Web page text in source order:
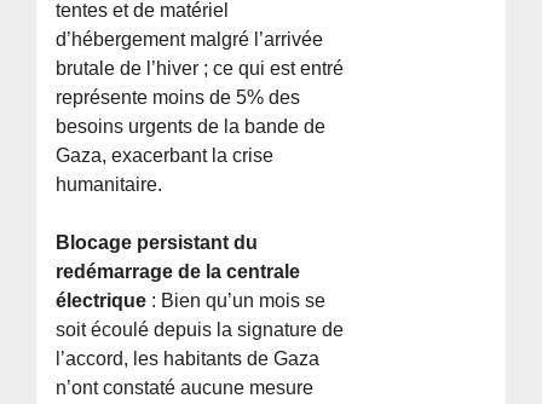
tentes et de matériel
d’hébergement malgré l’arrivée
brutale de l’hiver ; ce qui est entré
représente moins de 5% des
besoins urgents de la bande de
Gaza, exacerbant la crise
humanitaire.
Blocage persistant du
redémarrage de la centrale
électrique : Bien qu’un mois se
soit écoulé depuis la signature de
l’accord, les habitants de Gaza
n’ont constaté aucune mesure